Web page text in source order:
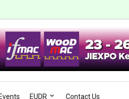
Events EUDR Contact Us